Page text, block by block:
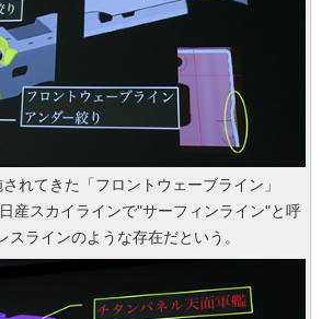
れてきた「フロントウェーブライン」
産スカイラインで"サーフィンライン"と呼
スラインのような存在だという。